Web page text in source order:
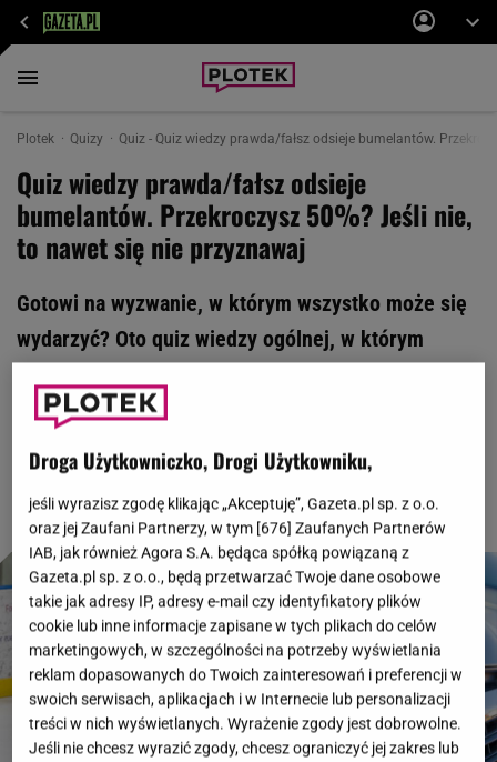
Plotek Quizy Quiz - Quiz wiedzy prawda/fałsz odsieje bumelantów.
Quiz wiedzy prawda/fałsz odsieje
bumelantów. Przekroczysz 50%? Jeśli nie,
to nawet się nie przyznawaj
Gotowi na wyzwanie, w którym wszystko może się
wydarzyć? Oto quiz wiedzy ogólnej, w którym
pewnością odsiejemy bumelantów. A ty jak sobie
poradzisz?
Droga Użytkowniczko, Drogi Użytkowniku,
jeśli wyrazisz zgodę klikając „Akceptuję”, Gazeta.pl sp. z o.o.
oraz jej Zaufani Partnerzy, w tym [676] Zaufanych Partnerów
IAB, jak również Agora S.A. będąca spółką powiązaną z
Gazeta.pl sp. z o.o., będą przetwarzać Twoje dane osobowe
takie jak adresy IP, adresy e-mail czy identyfikatory plików
cookie lub inne informacje zapisane w tych plikach do celów
marketingowych, w szczególności na potrzeby wyświetlania
reklam dopasowanych do Twoich zainteresowań i preferencji w
swoich serwisach, aplikacjach i w Internecie lub personalizacji
treści w nich wyświetlanych. Wyrażenie zgody jest dobrowolne.
Jeśli nie chcesz wyrazić zgody, chcesz ograniczyć jej zakres lub